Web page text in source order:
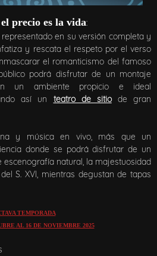
precio es la vida:
en su versión completa y
y rescata el respeto por el verso
el romanticismo del famoso
podrá disfrutar de un montaje
un ambiente propicio e ideal
así un teatro de sitio de gran
y música en vivo, más que un
donde se podrá disfrutar de un
escenografía natural, la majestuosidad
S. XVI, mientras degustan de tapas
TEMPORADA
AL 16 DE NOVIEMBRE 2025